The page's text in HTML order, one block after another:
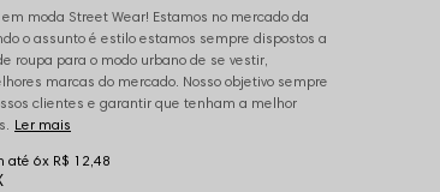
moda Street Wear! Estamos no mercado da
o assunto é estilo estamos sempre dispostos a
roupa para o modo urbano de se vestir,
marcas do mercado. Nosso objetivo sempre
clientes e garantir que tenham a melhor
Ler mais
6x R$ 12,48